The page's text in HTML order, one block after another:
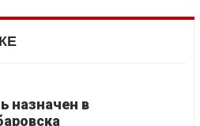
назначен в